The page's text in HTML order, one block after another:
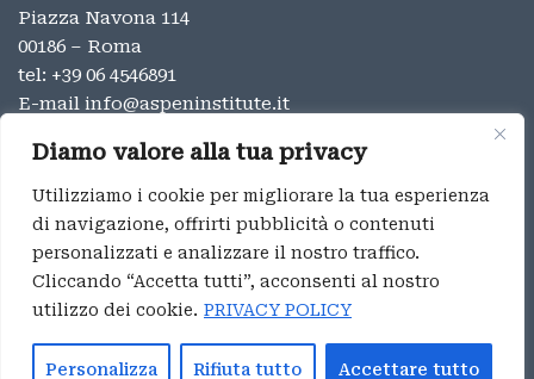
Diamo valore alla tua privacy
Utilizziamo i cookie per migliorare la tua esperienza
di navigazione, offrirti pubblicità o contenuti
personalizzati e analizzare il nostro traffico.
Cliccando “Accetta tutti”, acconsenti al nostro
utilizzo dei cookie. PRIVACY POLICY
Personalizza Rifiuta tutto Accettare tutto
Piazza Navona 114
00186 – Roma
tel: +39 06 4546891
E-mail info@aspeninstitute.it
UFFICIO DI MILANO
Via Vincenzo Monti 12
20123 – Milano
tel:+39 02 9996131
E-mail:info@aspeninstitute.it
Privacy
Aspen Institute Italia ® 2023